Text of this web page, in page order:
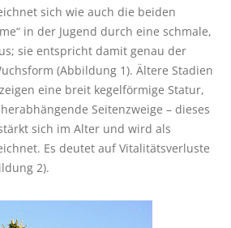
sich wie auch die beiden
in der Jugend durch eine schmale,
sie entspricht damit genau der
(Abbildung 1). Ältere Stadien
eine breit kegelförmige Statur,
Seitenzweige – dieses
sich im Alter und wird als
Es deutet auf Vitalitätsverluste
2).